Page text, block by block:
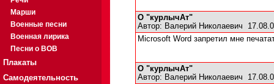
Марши
Военные песни
Военная лирика
Песни о ВОВ
Плакаты
Самодеятельность
О "курлычАт"
Автор: Валерий Николаевич
Microsoft Word запретил мне
О "курлычАт"
Автор: Валерий Николаевич